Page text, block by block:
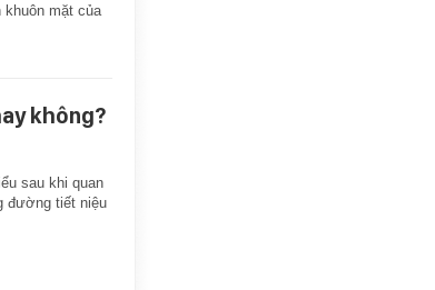
khuôn mặt của
không?
sau khi quan
đường tiết niệu